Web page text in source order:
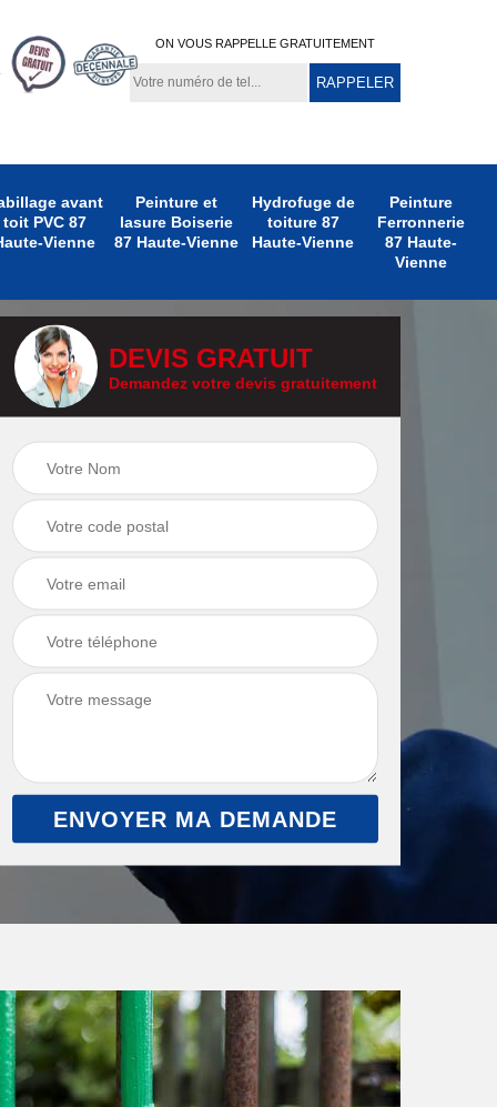
ON VOUS RAPPELLE GRATUITEMENT
avant
toit PVC 87
Vienne
Peinture et
lasure Boiserie
87 Haute-Vienne
Hydrofuge de
toiture 87
Haute-Vienne
Peinture
Ferronnerie
87 Haute-
Vienne
Peinture Extérieure
Peinture
Ferronnerie 87
Haute-Vienne
DEVIS GRATUIT
Demandez votre devis gratuitement